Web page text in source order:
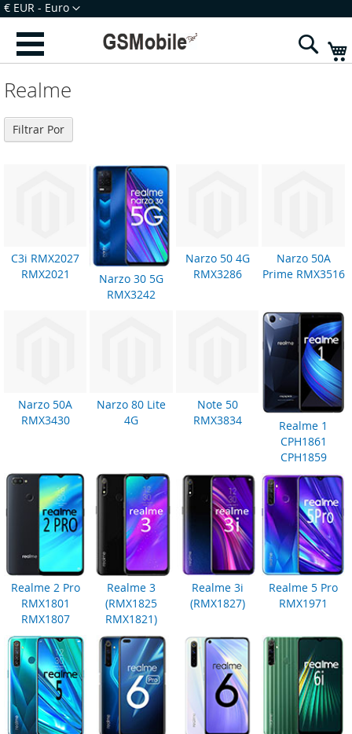
Ir
para
Conteúdo
Moeda
€ EUR - Euro
Realme
C3i RMX2027
RMX2021
Narzo 30 5G
RMX3242
Narzo 50 4G
RMX3286
Narzo 50A
Prime RMX3516
Narzo 50A
RMX3430
Narzo 80 Lite
4G
Note 50
RMX3834
Realme 1
CPH1861
CPH1859
Realme 2 Pro
RMX1801
RMX1807
Realme 3
(RMX1825
RMX1821)
Realme 3i
(RMX1827)
Realme 5 Pro
RMX1971
Filtrar Por